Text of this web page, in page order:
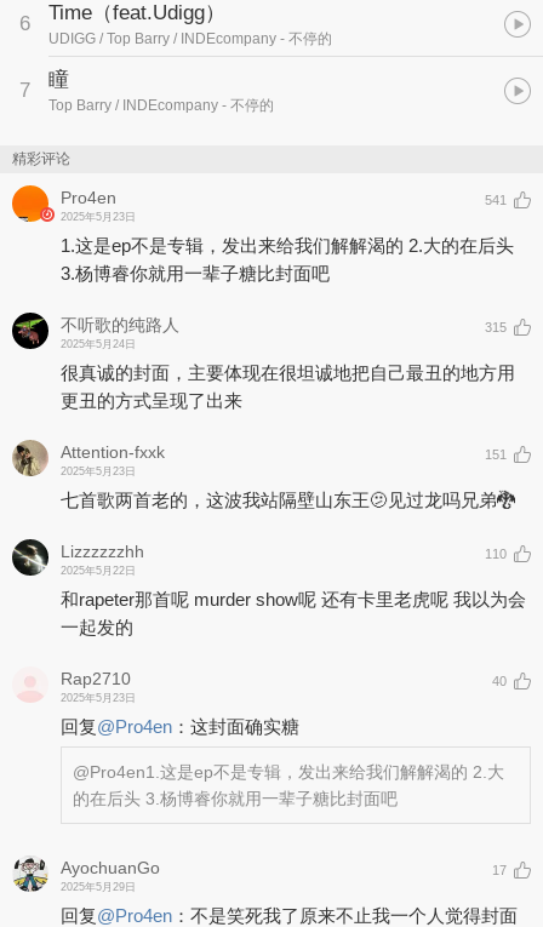
6 Time（feat.Udigg）
UDIGG / Top Barry / INDEcompany - 不停的
7 瞳
Top Barry / INDEcompany - 不停的
精彩评论
Pro4en
2025年5月23日
541
1.这是ep不是专辑，发出来给我们解解渴的 2.大的在后头
3.杨博睿你就用一辈子糖比封面吧
不听歌的纯路人
2025年5月24日
315
很真诚的封面，主要体现在很坦诚地把自己最丑的地方用
更丑的方式呈现了出来
Attention-fxxk
2025年5月23日
151
七首歌两首老的，这波我站隔壁山东王🫤见过龙吗兄弟🐉
Lizzzzzzhh
2025年5月22日
110
和rapeter那首呢 murder show呢 还有卡里老虎呢 我以为会
一起发的
Rap2710
2025年5月23日
40
回复@Pro4en ： 这封面确实糖
@Pro4en1.这是ep不是专辑，发出来给我们解解渴的 2.大
的在后头 3.杨博睿你就用一辈子糖比封面吧
AyochuanGo
2025年5月29日
17
回复@Pro4en ： 不是笑死我了原来不止我一个人觉得封面